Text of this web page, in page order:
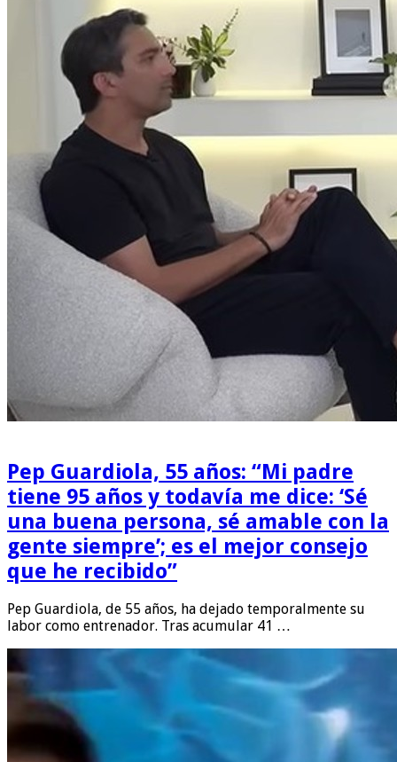
Pep Guardiola, 55 años: “Mi padre
tiene 95 años y todavía me dice: ‘Sé
una buena persona, sé amable con la
gente siempre’; es el mejor consejo
que he recibido”
Pep Guardiola, de 55 años, ha dejado temporalmente su
labor como entrenador. Tras acumular 41 …